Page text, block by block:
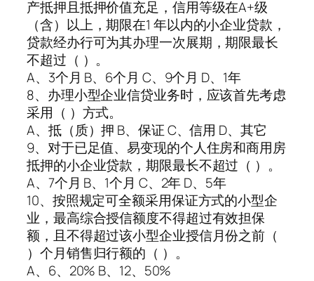
产抵押且抵押价值充足，信用等级在A+级
（含）以上，期限在1 年以内的小企业贷款，
贷款经办行可为其办理一次展期，期限最长
不超过（ ）。
A、3个月 B、6个月 C、9个月 D、1年
8、办理小型企业信贷业务时，应该首先考虑
采用（ ）方式。
A、抵（质）押 B、保证 C、信用 D、其它
9、对于已足值、易变现的个人住房和商用房
抵押的小企业贷款，期限最长不超过（ ）。
A、7个月 B、1个月 C、2年 D、5年
10、按照规定可全额采用保证方式的小型企
业，最高综合授信额度不得超过有效担保
额，且不得超过该小型企业授信月份之前（
）个月销售归行额的（ ）。
A、6、20% B、12、50%